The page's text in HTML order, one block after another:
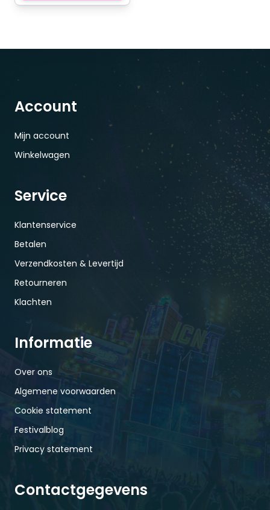
Account
Mijn account
Winkelwagen
Service
Klantenservice
Betalen
Verzendkosten & Levertijd
Retourneren
Klachten
Informatie
Over ons
Algemene voorwaarden
Cookie statement
Festivalblog
Privacy statement
Contactgegevens